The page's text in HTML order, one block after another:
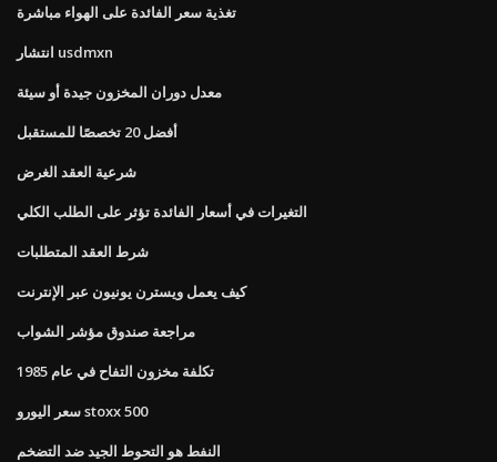
تغذية سعر الفائدة على الهواء مباشرة
انتشار usdmxn
معدل دوران المخزون جيدة أو سيئة
أفضل 20 تخصصًا للمستقبل
شرعية العقد الغرض
التغيرات في أسعار الفائدة تؤثر على الطلب الكلي
شرط العقد المتطلبات
كيف يعمل ويسترن يونيون عبر الإنترنت
مراجعة صندوق مؤشر الشواب
تكلفة مخزون التفاح في عام 1985
سعر اليورو stoxx 500
النفط هو التحوط الجيد ضد التضخم